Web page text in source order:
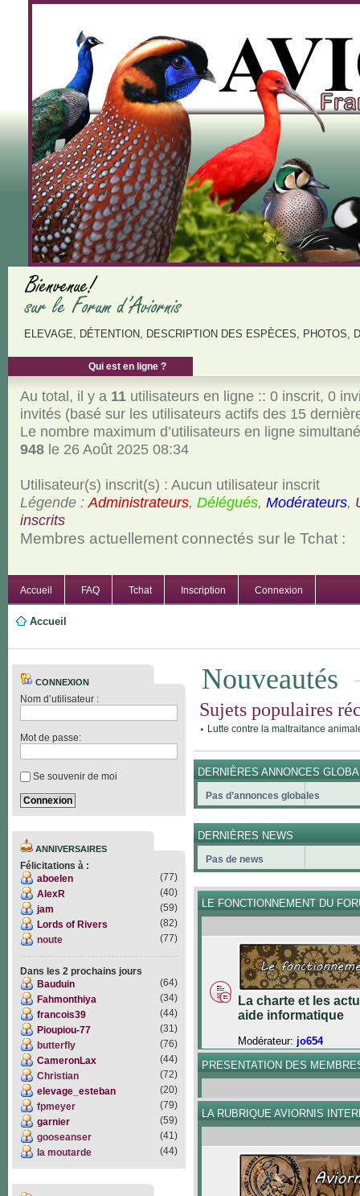
ELEVAGE, DÉTENTION, DESCRIPTION DES ESPÈCES, PHOTOS,
Qui est en ligne ?
Au total, il y a 11utilisateurs en ligne :: 0 inscrit, 0
invités (basé sur les utilisateurs actifs des 15
Le nombre maximum d’utilisateurs en ligne
948le 26 Août 2025 08:34
Utilisateur(s) inscrit(s) : Aucun utilisateur inscrit
Légende : Administrateurs, Délégués, Modérateurs,
inscrits
Membres actuellement connectés sur le Tchat :
Accueil FAQ Tchat Inscription Connexion
Accueil
CONNEXION
Nom d’utilisateur :
Mot de passe:
Se souvenir de moi
ANNIVERSAIRES
Félicitations à :
aboelen
(77)
AlexR
(40)
jam
(59)
Lords of Rivers
(82)
noute
(77)
Dans les 2 prochains jours
Bauduin
(64)
Fahmonthiya
(34)
francois39
(44)
Pioupiou-77
(31)
butterfly
(76)
CameronLax
(44)
Christian
(72)
elevage_esteban
(20)
fpmeyer
(79)
garnier
(59)
gooseanser
(41)
la moutarde
(44)
Nouveautés
Sujets populaires
Lutte contre la maltraitance
DERNIÈRES ANNONCES
Pas d’annonces globales
DERNIÈRES NEWS
Pas de news
LE FONCTIONNEMENT DU
La charte et les
aide informatique
Modérateur: jo654
PRESENTATION DES
LA RUBRIQUE AVIORNIS